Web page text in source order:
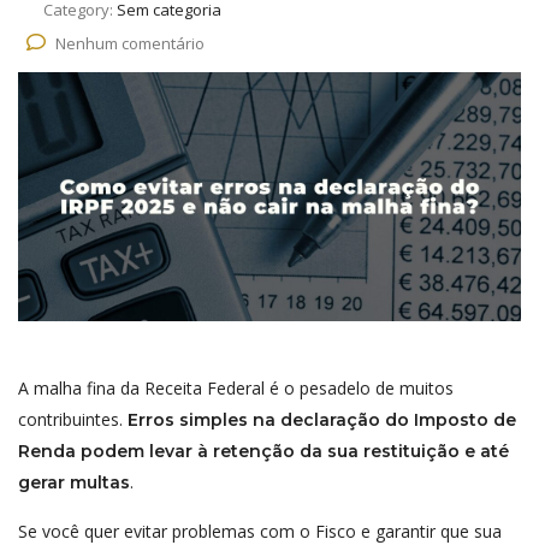
Category: Sem categoria
Nenhum comentário
A malha fina da Receita Federal é o pesadelo de muitos
contribuintes. Erros simples na declaração do Imposto de
Renda podem levar à retenção da sua restituição e até
gerar multas.
Se você quer evitar problemas com o Fisco e garantir que sua